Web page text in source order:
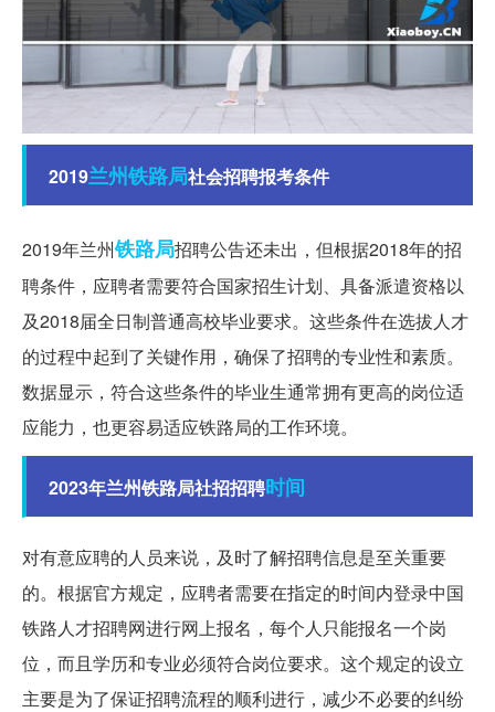
2019兰州铁路局社会招聘报考条件
2019年兰州铁路局招聘公告还未出，但根据2018年的招
聘条件，应聘者需要符合国家招生计划、具备派遣资格以
及2018届全日制普通高校毕业要求。这些条件在选拔人才
的过程中起到了关键作用，确保了招聘的专业性和素质。
数据显示，符合这些条件的毕业生通常拥有更高的岗位适
应能力，也更容易适应铁路局的工作环境。
2023年兰州铁路局社招招聘时间
对有意应聘的人员来说，及时了解招聘信息是至关重要
的。根据官方规定，应聘者需要在指定的时间内登录中国
铁路人才招聘网进行网上报名，每个人只能报名一个岗
位，而且学历和专业必须符合岗位要求。这个规定的设立
主要是为了保证招聘流程的顺利进行，减少不必要的纠纷